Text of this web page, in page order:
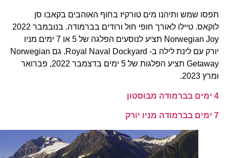
תפסו שמש ותיהנו מים טורקיז בחוף האוהבים בקאבו סן
לוקאס. טיילו לאורך חופי חול ורודים בברמודה. בנובמבר 2022
Norwegian Joy תציע לנוסעים הפלגה של 5 או 7 ימים מניו
יורק עם לינת לילה ב- Royal Naval Dockyard. גם Norwegian
Getaway תציע הפלגות של 5 ימים בדצמבר 2022, פברואר
ומרץ 2023.